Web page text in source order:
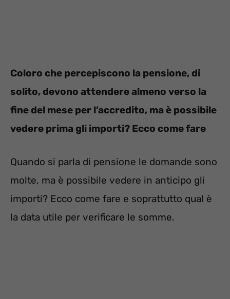
Coloro che percepiscono la pensione, di
solito, devono attendere almeno verso la
fine del mese per l’accredito, ma è possibile
vedere prima gli importi? Ecco come fare
Quando si parla di pensione le domande sono
molte, ma è possibile vedere in anticipo gli
importi? Ecco come fare e soprattutto qual è
la data utile per verificare le somme.